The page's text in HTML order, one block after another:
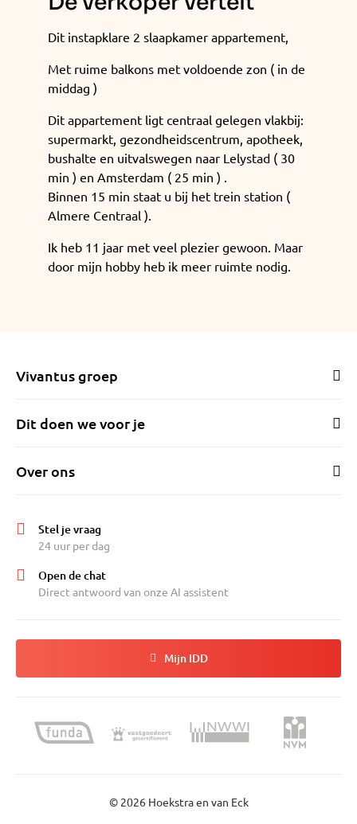
Dit instapklare 2 slaapkamer appartement,
Met ruime balkons met voldoende zon ( in de
middag )
Dit appartement ligt centraal gelegen vlakbij:
supermarkt, gezondheidscentrum, apotheek,
bushalte en uitvalswegen naar Lelystad ( 30
min ) en Amsterdam ( 25 min ) .
Binnen 15 min staat u bij het trein station (
Almere Centraal ).
Ik heb 11 jaar met veel plezier gewoon. Maar
door mijn hobby heb ik meer ruimte nodig.
Vivantus groep
Dit doen we voor je
Over ons
Stel je vraag
24 uur per dag
Open de chat
Direct antwoord van onze AI assistent
Mijn IDD
© 2026 Hoekstra en van Eck